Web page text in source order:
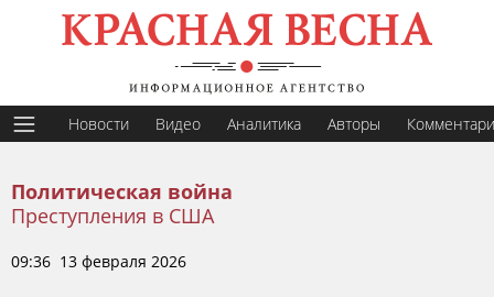
Новости Видео Аналитика Авторы
Политическая война
Преступления в США
09:36 13 февраля 2026